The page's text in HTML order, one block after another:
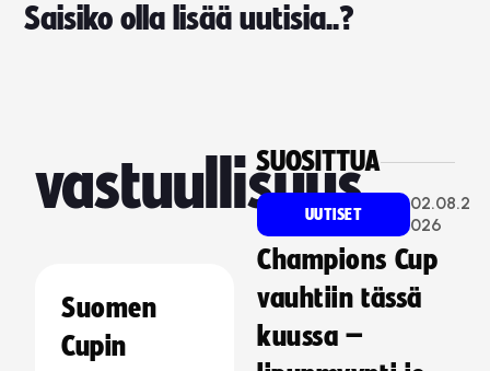
Saisiko olla lisää uutisia..?
vastuullisuus
Suomen
Cupin
SUOSITTUA
UUTISET
02.08.2
026
Champions Cup
vauhtiin tässä
kuussa –